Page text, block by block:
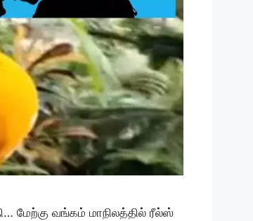
மேற்கு வங்கம் மாநிலத்தில் ரீல்ஸ்